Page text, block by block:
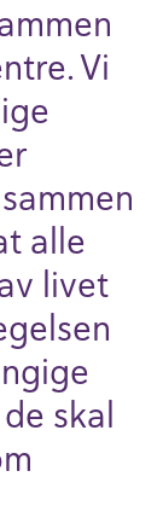
Vi
alle
livet
skal